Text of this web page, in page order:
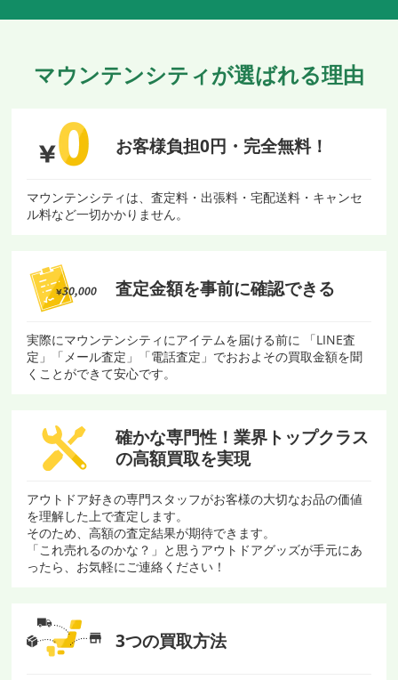
マウンテンシティが選ばれる理由
お客様負担0円・ 完全無料！
マウンテンシティは、査定料・出張料・宅配送料・キャンセ
ル料など一切かかりません。
査定金額を事前に確認できる
実際にマウンテンシティにアイテムを届ける前に 「LINE査
定」「メール査定」「電話査定」でおおよその買取金額を聞
くことができて安心です。
確かな専門性！ 業界トップクラス
の高額買取を実現
アウトドア好きの専門スタッフがお客様の大切なお品の価値
を理解した上で査定します。
そのため、高額の査定結果が期待できます。
「これ売れるのかな？」と思うアウトドアグッズが手元にあ
ったら、お気軽にご連絡ください！
3つの買取方法